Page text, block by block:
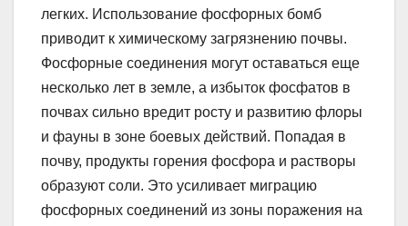
легких. Использование фосфорных бомб
приводит к химическому загрязнению почвы.
Фосфорные соединения могут оставаться еще
несколько лет в земле, а избыток фосфатов в
почвах сильно вредит росту и развитию флоры
и фауны в зоне боевых действий. Попадая в
почву, продукты горения фосфора и растворы
образуют соли. Это усиливает миграцию
фосфорных соединений из зоны поражения на